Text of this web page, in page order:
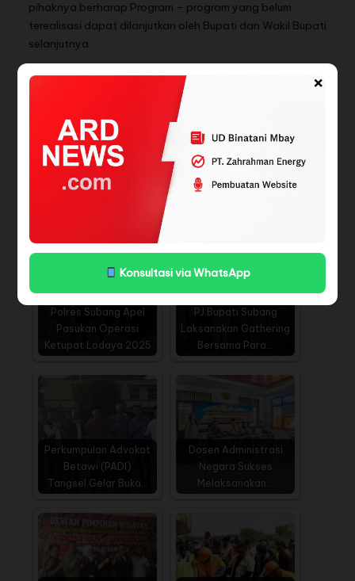
×
Konsultasi via WhatsApp
pihaknya berharap Program – program yang belum
terealisasi dapat dilanjutkan oleh Bupati dan Wakil Bupati
selanjutnya.
pembangunan jalan, Sekolah, sarana Kesehatan dan lain
sebagainya. Kami mohon maaf jika ada kekurangan
semoga Bupati dan Wakil Bupati yang baru nanti bisa
melanjutkan perjuangan kamu dalam membangun
Pandeglang, Tutupnya.
Penulis : Muhammad Andika Putra
Polres Subang Apel
Pasukan Operasi
Ketupat Lodaya 2025
PJ Bupati Subang
Laksanakan Gathering
Bersama Para…
Perkumpulan Advokat
Betawi (PADI)
Tangsel.Gelar Buka…
Dosen Administrasi
Negara Sukses
Melaksanakan…